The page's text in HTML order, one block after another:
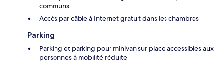
communs
Accès par câble à Internet gratuit dans les chambres
Parking
Parking et parking pour minivan sur place accessibles aux
personnes à mobilité réduite